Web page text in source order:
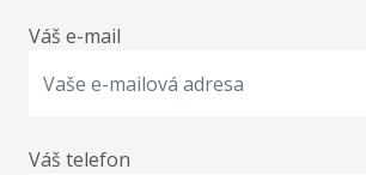
Váš e-mail
Váš telefon